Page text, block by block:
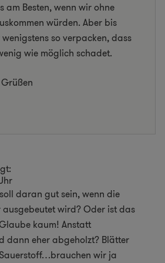
am Besten, wenn wir ohne
würden. Aber bis
so verpacken, dass
wie möglich schadet.
daran gut sein, wenn die
wird? Oder ist das
kaum! Anstatt
dann eher abgeholzt? Blätter
wir ja